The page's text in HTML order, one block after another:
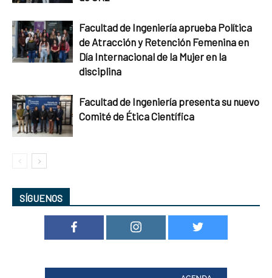
Facultad de Ingeniería aprueba Política
de Atracción y Retención Femenina en
Día Internacional de la Mujer en la
disciplina
Facultad de Ingeniería presenta su nuevo
Comité de Ética Científica
SÍGUENOS